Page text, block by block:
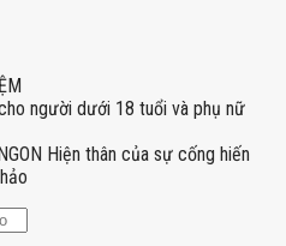
người dưới 18 tuổi và phụ nữ
Hiện thân của sự cống hiến